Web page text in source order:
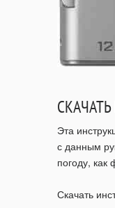
Эта
с данным
погоду, как
Скачать